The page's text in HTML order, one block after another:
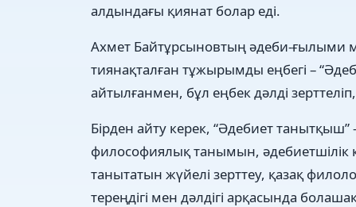
алдындағы қиянат болар еді.
Ахмет Байтұрсыновтың әдеби-ғылыми
тиянақталған тұжырымды еңбегі –
айтылғанмен, бұл еңбек дәлді
Бірден айту керек, “Әдебиет
философиялық танымын,
танытатын жүйелі зерттеу, қазақ
тереңдігі мен дәлдігі арқасында